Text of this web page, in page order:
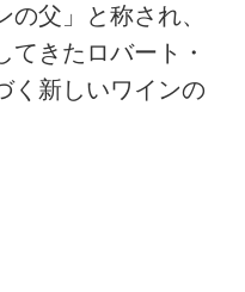
父」と称され、
てきたロバート・
く新しいワインの